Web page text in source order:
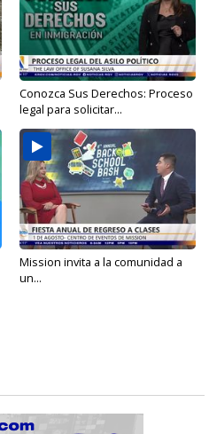
Conozca Sus Derechos: Proceso
legal para solicitar...
Mission invita a la comunidad a
un...